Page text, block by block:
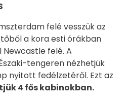
felé vesszük az
a kora esti órákban
felé. A
tengeren nézhetjük
nyitott fedélzetéről. Ezt az
4 fős kabinokban.